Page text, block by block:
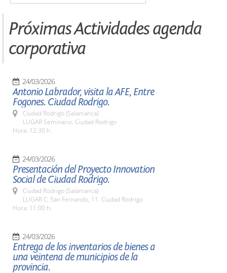
Próximas Actividades agenda
corporativa
24/03/2026
Antonio Labrador, visita la AFE, Entre
Fogones. Ciudad Rodrigo.
Ciudad Rodrigo (Salamanca)
LUGAR Seminario. Ciudad Rodrigo
Hora: 12:30 h.
24/03/2026
Presentación del Proyecto Innovation
Social de Ciudad Rodrigo.
Ciudad Rodrigo (Salamanca)
LUGAR C. San Fernando, 11. Ciudad Rodrigo
Hora: 11:00 h.
24/03/2026
Entrega de los inventarios de bienes a
una veintena de municipios de la
provincia.